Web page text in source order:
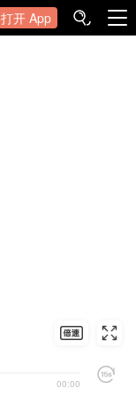
打开 App
00:00